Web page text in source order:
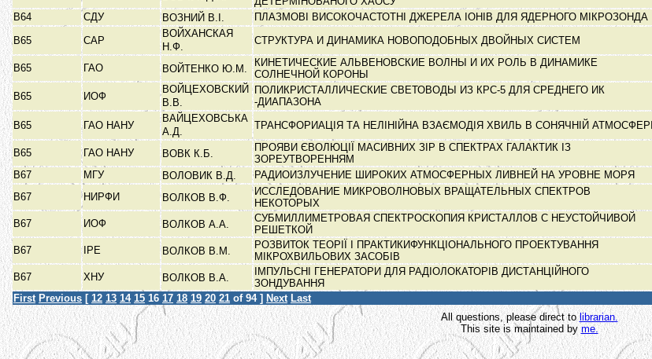
В64
СДУ ВОЗНИЙ В.І. ПЛАЗМОВІ ВИСОКОЧАСТОТНІ ДЖЕРЕЛА ІОНІВ ДЛЯ ЯДЕРНОГО МІКРОЗОНДА
В65
САР
ВОЙХАНСКАЯ
Н.Ф.
СТРУКТУРА И ДИНАМИКА НОВОПОДОБНЫХ ДВОЙНЫХ СИСТЕМ
В65 ГАО ВОЙТЕНКО Ю.М.
КИНЕТИЧЕСКИЕ АЛЬВЕНОВСКИЕ ВОЛНЫ И ИХ РОЛЬ В ДИНАМИКЕ
СОЛНЕЧНОЙ КОРОНЫ
В65 ИОФ
ВОЙЦЕХОВСКИЙ
В.В.
ПОЛИКРИСТАЛЛИЧЕСКИЕ СВЕТОВОДЫ ИЗ КРС-5 ДЛЯ СРЕДНЕГО ИК
-ДИАПАЗОНА
В65 ГАО НАНУ
ВАЙЦЕХОВСЬКА
А.Д.
ТРАНСФОРИАЦІЯ ТА НЕЛІНІЙНА ВЗАЄМОДІЯ ХВИЛЬ В СОНЯЧНІЙ АТМОСФЕРІ
В65 ГАО НАНУ ВОВК К.Б.
ПРОЯВИ ЄВОЛЮЦІЇ МАСИВНИХ ЗІР В СПЕКТРАХ ГАЛАКТИК ІЗ
ЗОРЕУТВОРЕННЯМ
В67
МГУ ВОЛОВИК В.Д. РАДИОИЗЛУЧЕНИЕ ШИРОКИХ АТМОСФЕРНЫХ ЛИВНЕЙ НА УРОВНЕ МОРЯ
В67
НИРФИ ВОЛКОВ В.Ф.
ИССЛЕДОВАНИЕ МИКРОВОЛНОВЫХ ВРАЩАТЕЛЬНЫХ СПЕКТРОВ
НЕКОТОРЫХ
В67 ИОФ ВОЛКОВ А.А.
СУБМИЛЛИМЕТРОВАЯ СПЕКТРОСКОПИЯ КРИСТАЛЛОВ С НЕУСТОЙЧИВОЙ
РЕШЕТКОЙ
В67 ІРЕ ВОЛКОВ В.М.
РОЗВИТОК ТЕОРІЇ І ПРАКТИКИФУНКЦІОНАЛЬНОГО ПРОЕКТУВАННЯ
МІКРОХВИЛЬОВИХ ЗАСОБІВ
В67 ХНУ ВОЛКОВ В.А.
ІМПУЛЬСНІ ГЕНЕРАТОРИ ДЛЯ РАДІОЛОКАТОРІВ ДИСТАНЦІЙНОГО
ЗОНДУВАННЯ
First Previous [ 12 13 14 15 16 17 18 19 20 21 of 94 ] Next Last
All questions, please direct tolibrarian.
This site is maintained by me.